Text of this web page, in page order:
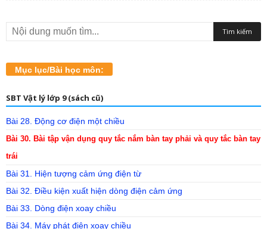
Mục lục/Bài học môn:
SBT Vật lý lớp 9 (sách cũ)
Bài 28. Động cơ điện một chiều
Bài 30. Bài tập vận dụng quy tắc nắm bàn tay phải và quy tắc bàn tay
trái
Bài 31. Hiện tượng cảm ứng điện từ
Bài 32. Điều kiện xuất hiện dòng điện cảm ứng
Bài 33. Dòng điện xoay chiều
Bài 34. Máy phát điện xoay chiều